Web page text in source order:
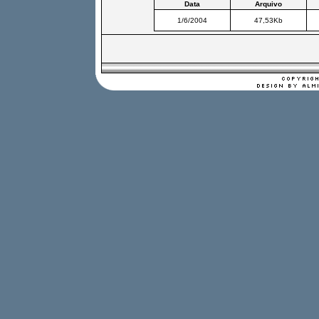
Data Arquivo
1/6/2004 47,53Kb